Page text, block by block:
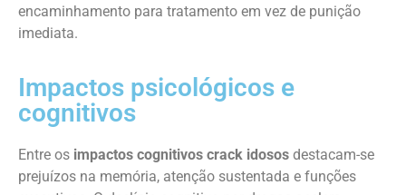
encaminhamento para tratamento em vez de punição
imediata.
Impactos psicológicos e
cognitivos
Entre os impactos cognitivos crack idosos destacam-se
prejuízos na memória, atenção sustentada e funções